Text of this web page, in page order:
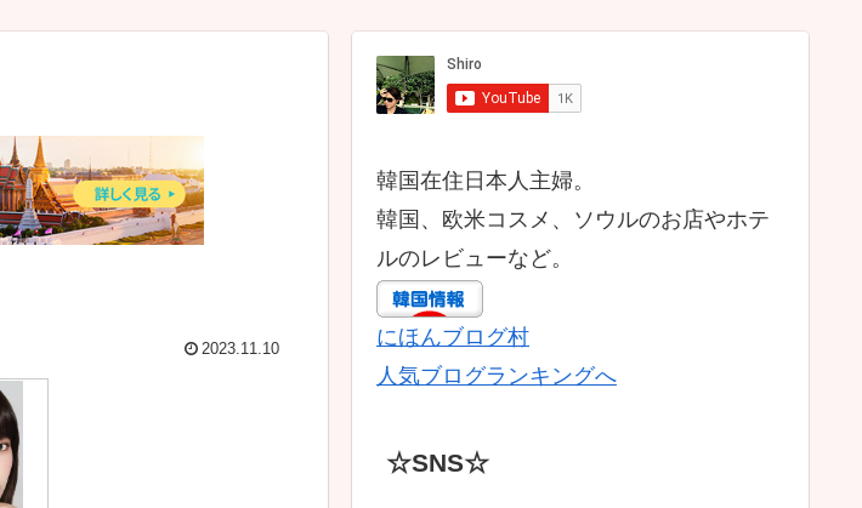
2023.11.10
韓国在住日本人主婦。
韓国、欧米コスメ、ソウルのお店やホテ
ルのレビューなど。
にほんブログ村
人気ブログランキングへ
☆SNS☆